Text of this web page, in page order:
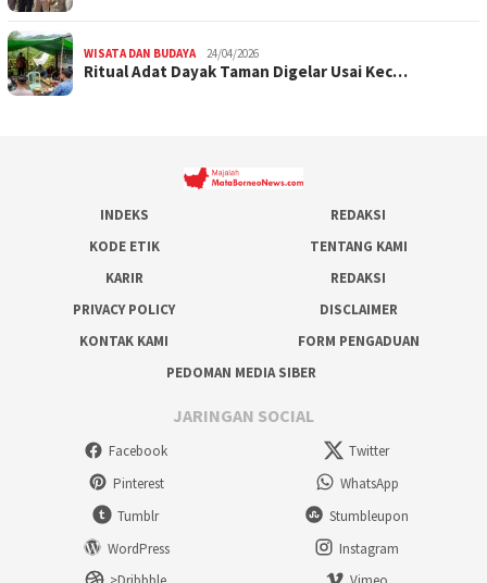
WISATA DAN BUDAYA 24/04/2026
Ritual Adat Dayak Taman Digelar Usai Kec…
INDEKS
REDAKSI
KODE ETIK
TENTANG KAMI
KARIR
REDAKSI
PRIVACY POLICY
DISCLAIMER
KONTAK KAMI
FORM PENGADUAN
PEDOMAN MEDIA SIBER
JARINGAN SOCIAL
Facebook
Twitter
Pinterest
WhatsApp
Tumblr
Stumbleupon
WordPress
Instagram